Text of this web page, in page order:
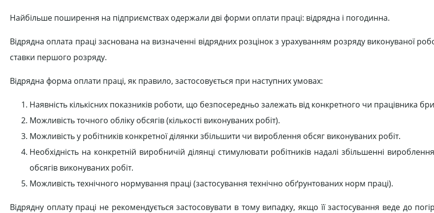
Найбільше поширення на підприємствах одержали дві форми оплати праці: відрядна і погодинна.
Відрядна оплата праці заснована на визначенні відрядних розцінок з урахуванням розряду виконуваної
ставки першого розряду.
Відрядна форма оплати праці, як правило, застосовується при наступних умовах:
Наявність кількісних показників роботи, що безпосередньо залежать від конкретного чи працівника
Можливість точного обліку обсягів (кількості виконуваних робіт).
Можливість у робітників конкретної ділянки збільшити чи вироблення обсяг виконуваних робіт.
Необхідність на конкретній виробничій ділянці стимулювати робітників надалі збільшенні
обсягів виконуваних робіт.
Можливість технічного нормування праці (застосування технічно обґрунтованих норм праці).
Відрядну оплату праці не рекомендується застосовувати в тому випадку, якщо її застосування веде до